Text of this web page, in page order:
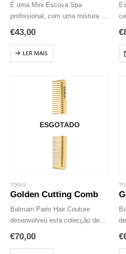
É uma Mini Escova Spa
profissional, com uma mistura de
javali. A estrutura única das
cerdas capilares do javali
transporta os óleos naturais…
€43,00
LER MAIS
€
ESGOTADO
TOOLS
Golden Cutting Comb
Balmain Paris Hair Couture
desenvolveu esta colecção de
consiste em três pentes
€70,00 €